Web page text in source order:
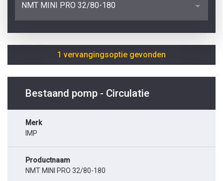
NMT MINI PRO 32/80-180
1 vervangingsoptie gevonden
Bestaand pomp - Circulatie
Merk
IMP
Productnaam
NMT MINI PRO 32/80-180